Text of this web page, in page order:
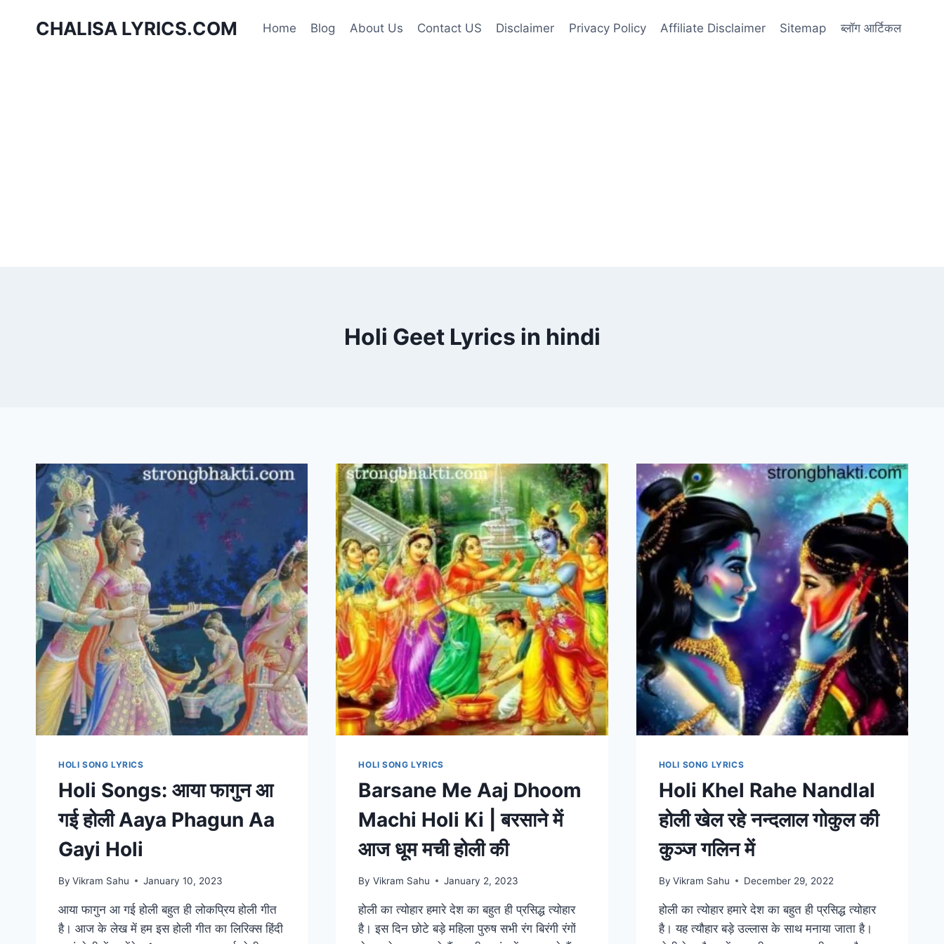
CHALISA LYRICS.COM Home Blog About Us Contact US Disclaimer Privacy Policy Affiliate Disclaimer Sitemap ब्लॉग आर्टिकल
Holi Geet Lyrics in hindi
HOLI SONG LYRICS
Holi Songs: आया फागुन आ
गई होली Aaya Phagun Aa
Gayi Holi
By Vikram Sahu January 10, 2023
आया फागुन आ गई होली बहुत ही लोकप्रिय होली गीत
है। आज के लेख में हम इस होली गीत का लिरिक्स हिंदी
HOLI SONG LYRICS
Barsane Me Aaj Dhoom
Machi Holi Ki | बरसाने में
आज धूम मची होली की
By Vikram Sahu January 2, 2023
होली का त्योहार हमारे देश का बहुत ही प्रसिद्ध त्योहार
है। इस दिन छोटे बड़े महिला पुरुष सभी रंग बिरंगी रंगों
HOLI SONG LYRICS
Holi Khel Rahe Nandlal
होली खेल रहे नन्दलाल गोकुल की
कुञ्ज गलिन में
By Vikram Sahu December 29, 2022
होली का त्योहार हमारे देश का बहुत ही प्रसिद्ध त्योहार
है। यह त्यौहार बड़े उल्लास के साथ मनाया जाता है।